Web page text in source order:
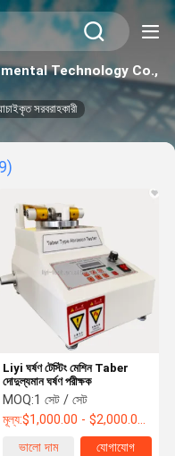
Technology Co.,
সরবরাহকারী
Liyi ঘর্ষণ টেস্টিং মেশিন Taber
দোদুল্যমান ঘর্ষণ পরীক্ষক
MOQ:1 সেট / সেট
মূল্য:$1,000.00 - $2,000.00/ Set
ভালো দাম
যোগাযোগ